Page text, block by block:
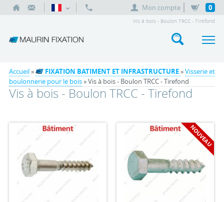
Mon compte 0
Vis à bois - Boulon TRCC - Tirefond
Accueil» FIXATION BATIMENT ET INFRASTRUCTURE»Visserie et
boulonnerie pour le bois» Vis à bois - Boulon TRCC - Tirefond
Vis à bois - Boulon TRCC - Tirefond
NOUVEAU